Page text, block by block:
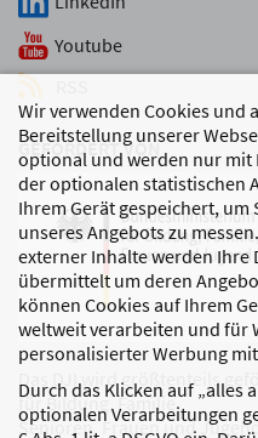
Wir verwenden Cookies und
Bereitstellung unserer
optional und werden nur mit
der optionalen statistischen
Ihrem Gerät gespeichert,
unseres Angebots zu
externer Inhalte werden Ihre
übermittelt um deren
können Cookies auf Ihrem
weltweit verarbeiten und für
personalisierter Werbung
Durch das Klicken auf „alles
optionalen Verarbeitungen
Youtube
GEFÖRDERT VON
Das DJI wird größtenteils
für Bildung, Familie,
Senioren, Frauen und